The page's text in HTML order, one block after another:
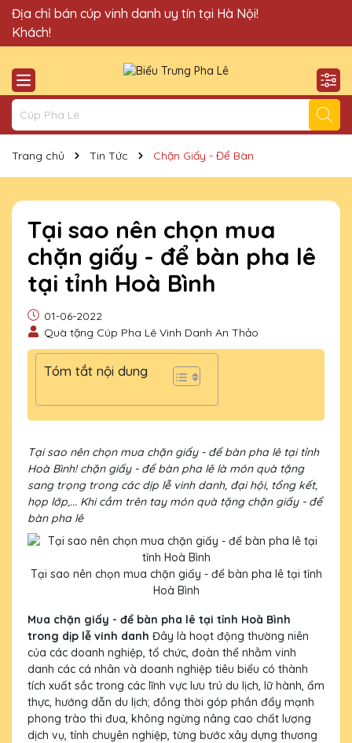
Quà Tặng Cúp Pha Lê Vinh Danh An Thảo xin chào Quý
Khách!
Địa chỉ bán cúp vinh danh uy tín tại Hà Nội!
Trang chủ Tin Tức Chặn Giấy - Để Bàn
Tại sao nên chọn mua
chặn giấy - để bàn pha lê
tại tỉnh Hoà Bình
01-06-2022
Quà tặng Cúp Pha Lê Vinh Danh An Thảo
Tóm tắt nội dung
Tại sao nên chọn mua chặn giấy - để bàn pha lê tại tỉnh
Hoà Bình! chặn giấy - để bàn pha lê là món quà tặng
sang trọng trong các dịp lễ vinh danh, đại hội, tổng kết,
họp lớp,... Khi cầm trên tay món quà tặng chặn giấy - để
bàn pha lê
Tại sao nên chọn mua chặn giấy - để bàn pha lê tại tỉnh
Hoà Bình
Mua chặn giấy - để bàn pha lê tại tỉnh Hoà Bình
trong dịp lễ vinh danh Đây là hoạt động thường niên
của các doanh nghiệp, tổ chức, đoàn thể nhằm vinh
danh các cá nhân và doanh nghiệp tiêu biểu có thành
tích xuất sắc trong các lĩnh vực lưu trú du lịch, lữ hành, ẩm
thực, hướng dẫn du lịch; đồng thời góp phần đẩy mạnh
phong trào thi đua, không ngừng nâng cao chất lượng
dịch vụ, tính chuyên nghiệp, từng bước xây dựng thương